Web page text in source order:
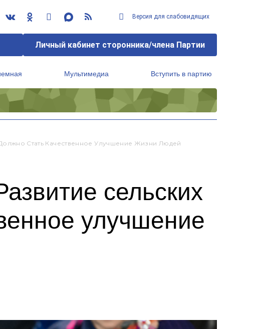
Версия для слабовидящих
Личный кабинет сторонника/члена Партии
Мультимедиа Вступить в партию
Стать Качественное Улучшение Жизни Людей
сельских
улучшение